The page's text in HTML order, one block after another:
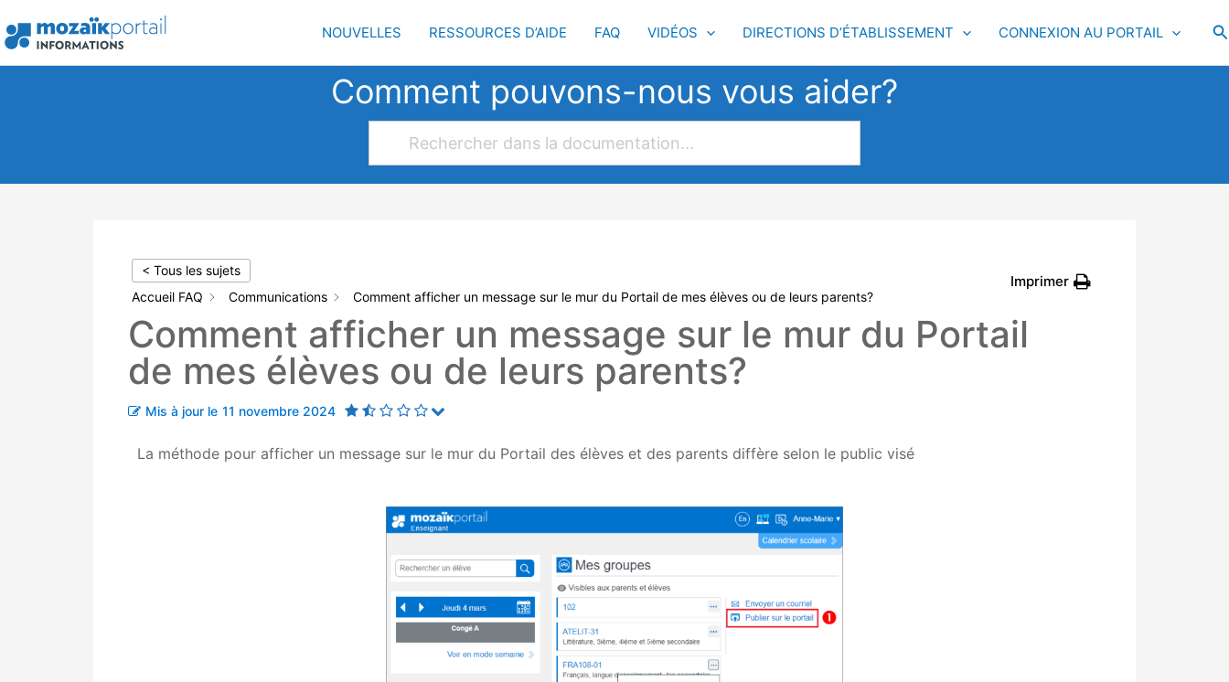
au
contenu
NOUVELLES RESSOURCES D’AIDE FAQ VIDÉOS DIRECTIONS D’ÉTABLISSEMENT CONNEXION AU PORTAIL
Comment pouvons-nous vous aider?
< Tous les sujets
Accueil FAQ
Communications Comment afficher un message sur le mur du Portail de mes élèves ou de leurs parents?
Imprimer
Comment afficher un message sur le mur du Portail
de mes élèves ou de leurs parents?
Mis à jour le 11 novembre 2024
La méthode pour afficher un message sur le mur du Portail des élèves et des parents diffère selon le public visé